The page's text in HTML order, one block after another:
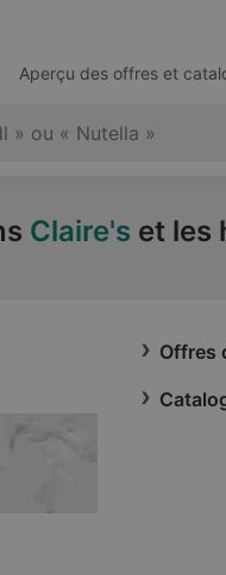
Aperçu des offres et
Claire's et les
Offres